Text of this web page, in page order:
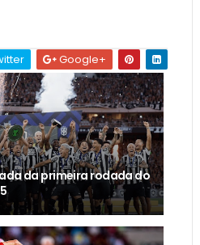
Google+
da primeira rodada do